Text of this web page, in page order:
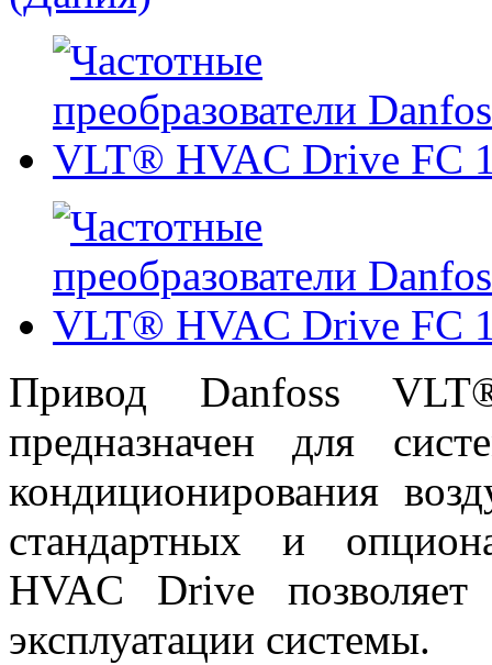
Привод Danfoss
предназначен для
кондиционирования
стандартных и
HVAC Drive
эксплуатации системы.